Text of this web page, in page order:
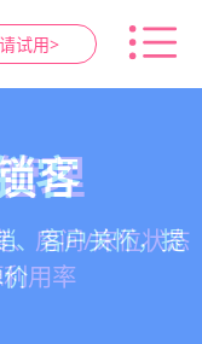
试用>
系统
会员、财务、营
理
客
、客户关怀，提
理
、房间/床位状态
用率
追踪
效果对比，数据